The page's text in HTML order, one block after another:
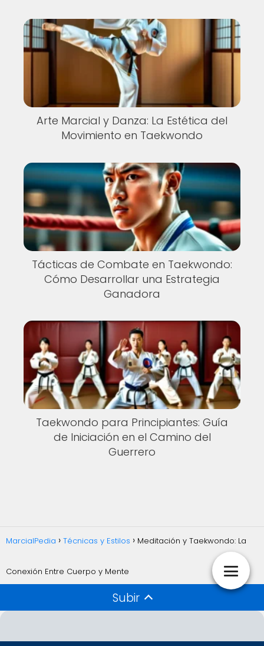
Arte Marcial y Danza: La Estética del
Movimiento en Taekwondo
Tácticas de Combate en Taekwondo:
Cómo Desarrollar una Estrategia
Ganadora
Taekwondo para Principiantes: Guía
de Iniciación en el Camino del
Guerrero
MarcialPedia Técnicas y Estilos Meditación y Taekwondo: La
Conexión Entre Cuerpo y Mente
Subir